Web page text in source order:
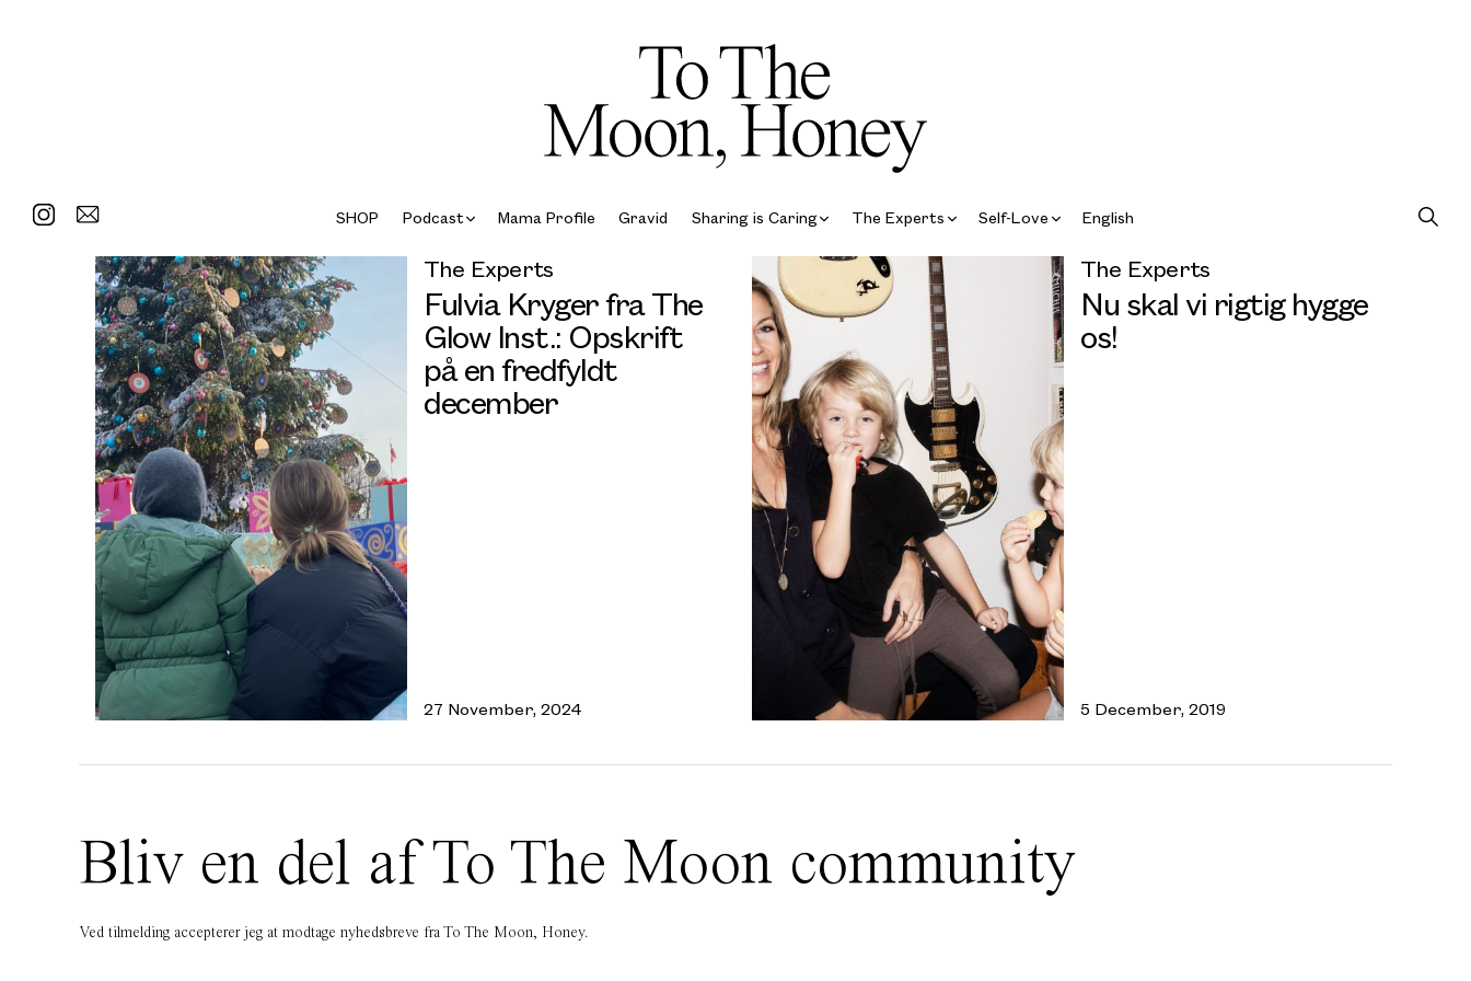
SHOP Podcast Mama Profile Gravid Sharing is Caring The Experts Self-Love English
The Experts
Fulvia Kryger fra The
Glow Inst.: Opskrift
på en fredfyldt
december
27 November, 2024
The Experts
Nu skal vi rigtig hygge
os!
5 December, 2019
Bliv en del af To The Moon community
Ved tilmelding accepterer jeg at modtage nyhedsbreve fra To The Moon, Honey.